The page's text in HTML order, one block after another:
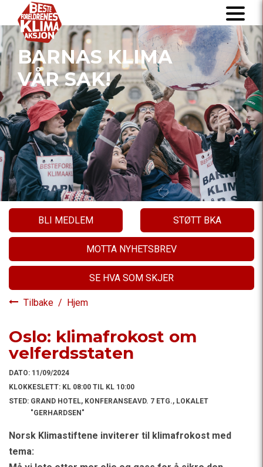
BARNAS KLIMA
VÅR SAK!
BLI MEDLEM STØTT BKA
MOTTA NYHETSBREV
SE HVA SOM SKJER
Tilbake / Hjem
Oslo: klimafrokost om
velferdsstaten
DATO: 11/09/2024
KLOKKESLETT: KL 08:00 TIL KL 10:00
STED: GRAND HOTEL, KONFERANSEAVD. 7 ETG., LOKALET
"GERHARDSEN"
Norsk Klimastiftene inviterer til klimafrokost med
tema: